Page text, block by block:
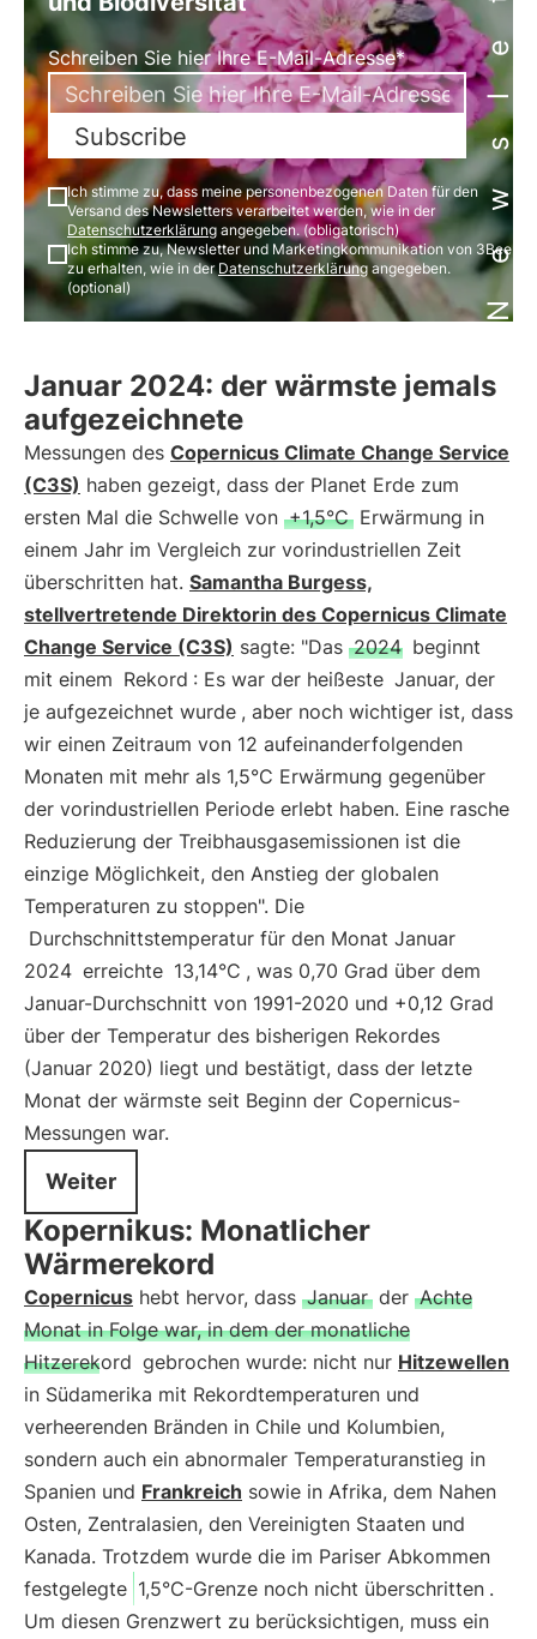
Schreiben Sie hier Ihre E-Mail-Adresse*
Subscribe
Ich stimme zu, dass meine personenbezogenen Daten für den
Versand des Newsletters verarbeitet werden, wie in der
Datenschutzerklärung angegeben. (obligatorisch)
Ich stimme zu, Newsletter und Marketingkommunikation von 3Bee
zu erhalten, wie in derDatenschutzerklärungangegeben.
(optional)
Januar 2024: der wärmste jemals
aufgezeichnete
Messungen des Copernicus Climate Change Service
(C3S) haben gezeigt, dass der Planet Erde zum
ersten Mal die Schwelle von +1,5°C Erwärmung in
einem Jahr im Vergleich zur vorindustriellen Zeit
überschritten hat. Samantha Burgess,
stellvertretende Direktorin des Copernicus Climate
Change Service (C3S) sagte: "Das 2024 beginnt
mit einem Rekord : Es war der heißeste Januar, der
je aufgezeichnet wurde , aber noch wichtiger ist, dass
wir einen Zeitraum von 12 aufeinanderfolgenden
Monaten mit mehr als 1,5°C Erwärmung gegenüber
der vorindustriellen Periode erlebt haben. Eine rasche
Reduzierung der Treibhausgasemissionen ist die
einzige Möglichkeit, den Anstieg der globalen
Temperaturen zu stoppen". Die
Durchschnittstemperatur für den Monat Januar
2024 erreichte 13,14°C , was 0,70 Grad über dem
Januar-Durchschnitt von 1991-2020 und +0,12 Grad
über der Temperatur des bisherigen Rekordes
(Januar 2020) liegt und bestätigt, dass der letzte
Monat der wärmste seit Beginn der Copernicus-
Messungen war.
Weiter
Kopernikus: Monatlicher
Wärmerekord
Copernicus hebt hervor, dass Januar der Achte
Monat in Folge war, in dem der monatliche
Hitzerekord gebrochen wurde: nicht nur Hitzewellen
in Südamerika mit Rekordtemperaturen und
verheerenden Bränden in Chile und Kolumbien,
sondern auch ein abnormaler Temperaturanstieg in
Spanien und Frankreich sowie in Afrika, dem Nahen
Osten, Zentralasien, den Vereinigten Staaten und
Kanada. Trotzdem wurde die im Pariser Abkommen
festgelegte 1,5°C-Grenze noch nicht überschritten .
Um diesen Grenzwert zu berücksichtigen, muss ein